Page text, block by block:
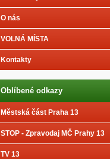
O nás
VOLNÁ MÍSTA
Kontakty
Oblíbené odkazy
Městská část Praha 13
STOP - Zpravodaj MČ Prahy 13
TV 13